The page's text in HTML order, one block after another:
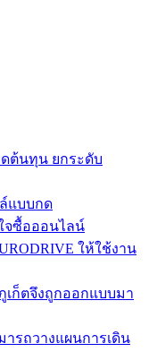
ต้นทุน ยกระดับ
แบบกด
จซื้อออนไลน์
ให้ใช้งาน
ก็ตจึงถูกออกแบบมา
รถวางแผนการเดิน